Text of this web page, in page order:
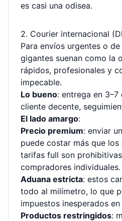
es casi una odisea.
2. Courier internacional
Para envíos urgentes o
gigantes suenan como la
rápidos, profesionales y
impecable.
Lo bueno: entrega en
cliente decente,
El lado amargo:
Precio premium: enviar
puede costar más que
tarifas full son
compradores individuales.
Aduana estricta: estos
todo al milímetro, lo que
impuestos inesperados
Productos restringidos: